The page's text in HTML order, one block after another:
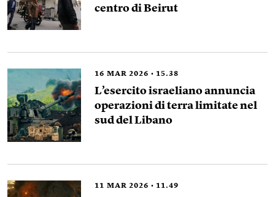
centro di Beirut
16 MAR 2026 15.38
L’esercito israeliano annuncia
operazioni di terra limitate nel
sud del Libano
11 MAR 2026 11.49